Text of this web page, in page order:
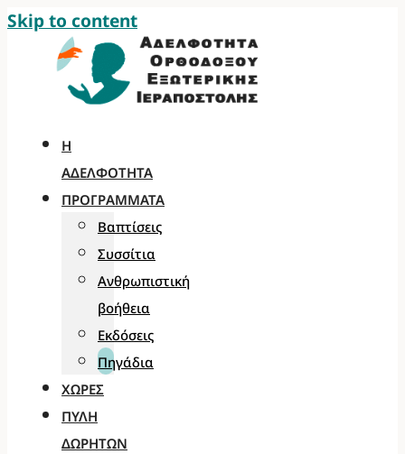
Skip to content
Η
ΑΔΕΛΦΌΤΗΤΑ
ΠΡΟΓΡΆΜΜΑΤΑ
Βαπτίσεις
Συσσίτια
Ανθρωπιστική
βοήθεια
Εκδόσεις
Πηγάδια
ΧΏΡΕΣ
ΠΎΛΗ
ΔΩΡΗΤΏΝ